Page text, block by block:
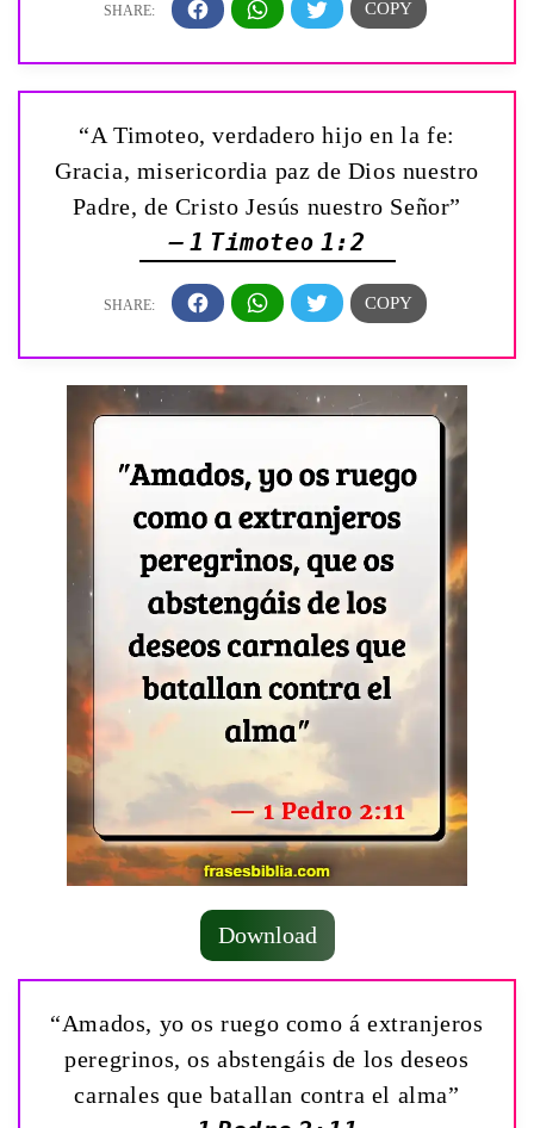
“A Timoteo, verdadero hijo en la fe:
Gracia, misericordia paz de Dios nuestro
Padre, de Cristo Jesús nuestro Señor”
— 1 Timoteo 1:2
Download
“Amados, yo os ruego como á extranjeros
peregrinos, os abstengáis de los deseos
carnales que batallan contra el alma”